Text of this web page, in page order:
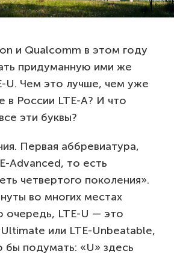
и Qualcomm в этом году
придуманную ими же
U. Чем это лучше, чем уже
в России LTE-A? И что
эти буквы?
Первая аббревиатура,
Advanced, то есть
четвертого поколения».
во многих местах
очередь, LTE-U — это
или LTE-Unbeatable,
подумать: «U» здесь